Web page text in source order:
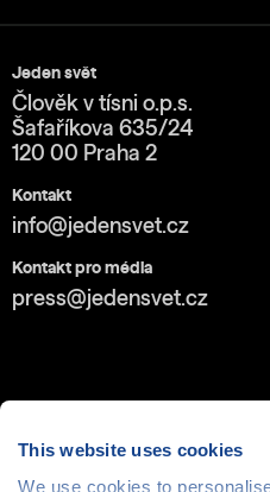
This website uses cookies
We use cookies to
Jeden svět
Člověk v tísni o.p.s.
Šafaříkova 635/24
120 00 Praha 2
Kontakt
info@jedensvet.cz
Kontakt pro média
press@jedensvet.cz